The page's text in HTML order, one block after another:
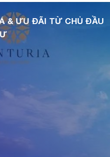
& ƯU ĐÃI TỪ CHỦ ĐẦU